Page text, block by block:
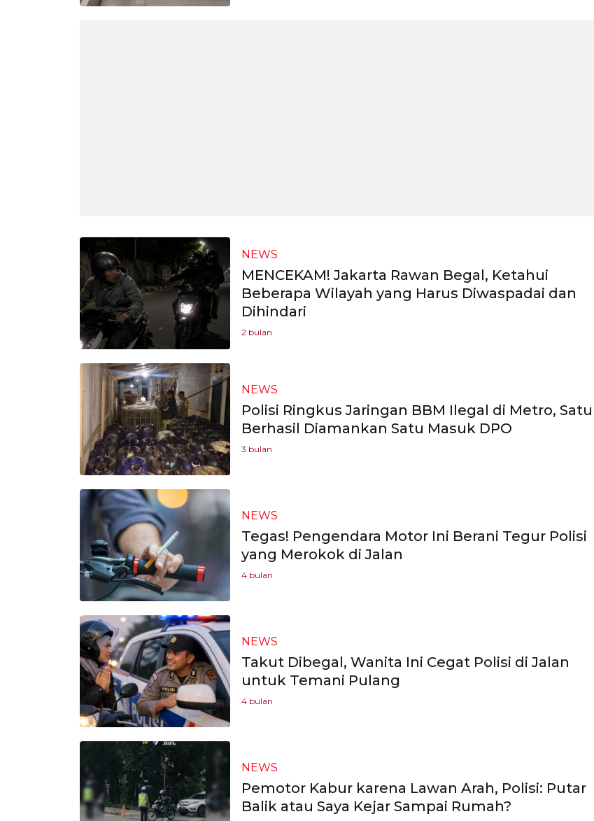
NEWS
MENCEKAM! Jakarta Rawan Begal, Ketahui
Beberapa Wilayah yang Harus Diwaspadai dan
Dihindari
2 bulan
NEWS
Polisi Ringkus Jaringan BBM Ilegal di Metro, Satu
Berhasil Diamankan Satu Masuk DPO
3 bulan
NEWS
Tegas! Pengendara Motor Ini Berani Tegur Polisi
yang Merokok di Jalan
4 bulan
NEWS
Takut Dibegal, Wanita Ini Cegat Polisi di Jalan
untuk Temani Pulang
4 bulan
NEWS
Pemotor Kabur karena Lawan Arah, Polisi: Putar
Balik atau Saya Kejar Sampai Rumah?